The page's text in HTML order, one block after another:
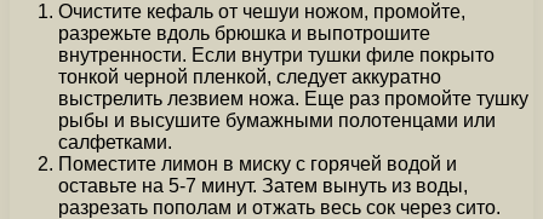
Очистите кефаль от чешуи ножом, промойте,
разрежьте вдоль брюшка и выпотрошите
внутренности. Если внутри тушки филе покрыто
тонкой черной пленкой, следует аккуратно
выстрелить лезвием ножа. Еще раз промойте тушку
рыбы и высушите бумажными полотенцами или
салфетками.
Поместите лимон в миску с горячей водой и
оставьте на 5-7 минут. Затем вынуть из воды,
разрезать пополам и отжать весь сок через сито.